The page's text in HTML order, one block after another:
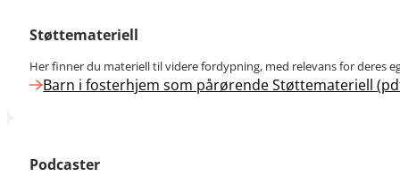
Støttemateriell
Her finner du materiell til videre fordypning, med relevans for deres
Barn i fosterhjem som pårørende Støttemateriell
Podcaster